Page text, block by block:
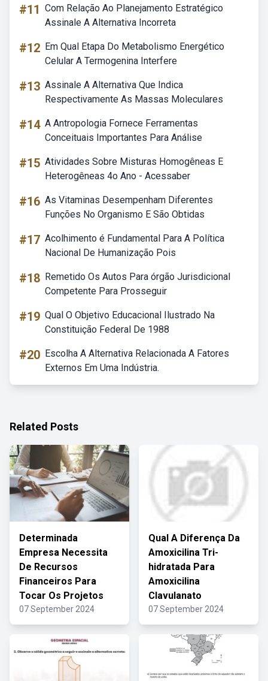
#11 Com Relação Ao Planejamento Estratégico
Assinale A Alternativa Incorreta
#12 Em Qual Etapa Do Metabolismo Energético
Celular A Termogenina Interfere
#13 Assinale A Alternativa Que Indica
Respectivamente As Massas Moleculares
#14 A Antropologia Fornece Ferramentas
Conceituais Importantes Para Análise
#15 Atividades Sobre Misturas Homogêneas E
Heterogêneas 4o Ano - Acessaber
#16 As Vitaminas Desempenham Diferentes
Funções No Organismo E São Obtidas
#17 Acolhimento é Fundamental Para A Política
Nacional De Humanização Pois
#18 Remetido Os Autos Para órgão Jurisdicional
Competente Para Prosseguir
#19 Qual O Objetivo Educacional Ilustrado Na
Constituição Federal De 1988
#20 Escolha A Alternativa Relacionada A Fatores
Externos Em Uma Indústria.
Related Posts
Determinada
Empresa Necessita
De Recursos
Financeiros Para
Tocar Os Projetos
07 September 2024
Qual A Diferença Da
Amoxicilina Tri-
hidratada Para
Amoxicilina
Clavulanato
07 September 2024